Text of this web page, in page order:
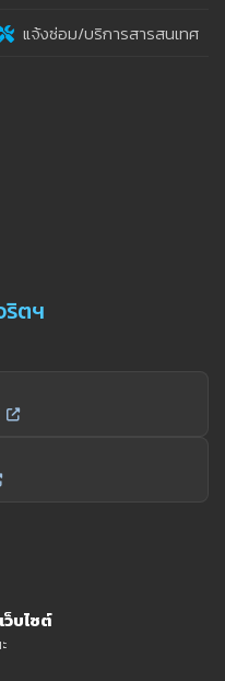
แจ้งซ่อม/บริการสารสนเทศ
ริตฯ
ว็บไซต์